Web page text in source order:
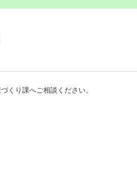
くり課へご相談ください。